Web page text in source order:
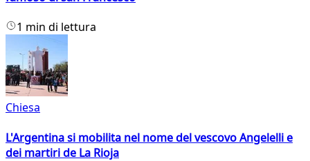
1 min di lettura
Chiesa
L'Argentina si mobilita nel nome del vescovo Angelelli e
dei martiri de La Rioja